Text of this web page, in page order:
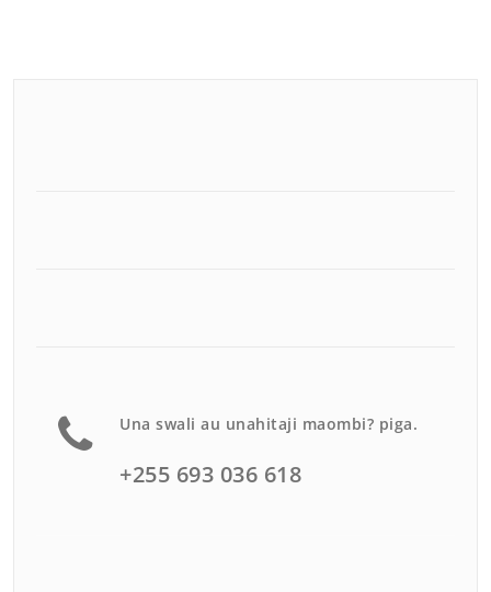
Una swali au unahitaji maombi? piga.
+255 693 036 618